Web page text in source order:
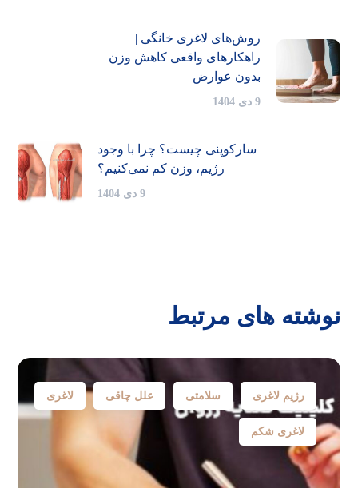
روش‌های لاغری خانگی |
راهکارهای واقعی کاهش وزن
بدون عوارض
9 دی 1404
سارکوپنی چیست؟ چرا با وجود
رژیم، وزن کم نمی‌کنیم؟
9 دی 1404
نوشته های مرتبط
رژیم لاغری سلامتی علل چاقی لاغری
لاغری شکم